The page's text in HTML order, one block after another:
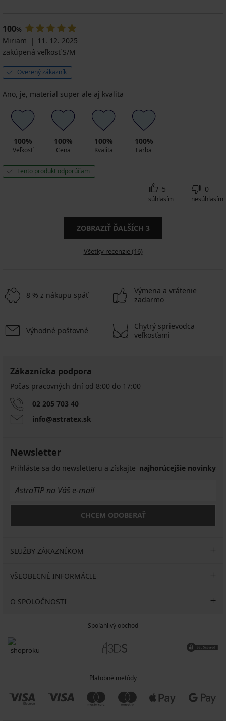
100%
Miriam
11. 12. 2025
zakúpená veľkosť S/M
Overený zákazník
Ano, je, material super ale aj kvalita
100%
Veľkosť
100%
Cena
100%
Kvalita
100%
Farba
Tento produkt odporúčam
5
súhlasím
0
nesúhlasím
ZOBRAZIŤ ĎALŠÍCH 3
Všetky recenzie (16)
8 % z nákupu späť
Výmena a vrátenie
zadarmo
Výhodné poštovné
Chytrý sprievodca
veľkosťami
Zákaznícka podpora
Počas pracovných dní od 8:00 do 17:00
02 205 703 40
info@astratex.sk
Newsletter
Prihláste sa do newsletteru a získajte najhorúcejšie novinky
CHCEM ODOBERAŤ
SLUŽBY ZÁKAZNÍKOM
VŠEOBECNÉ INFORMÁCIE
O SPOLOČNOSTI
Spoľahlivý obchod
Platobné metódy